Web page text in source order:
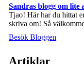
Sandras blogg om
Tjao! Här har du hittat
skriva om! Så
Besök Bloggen
Artiklar